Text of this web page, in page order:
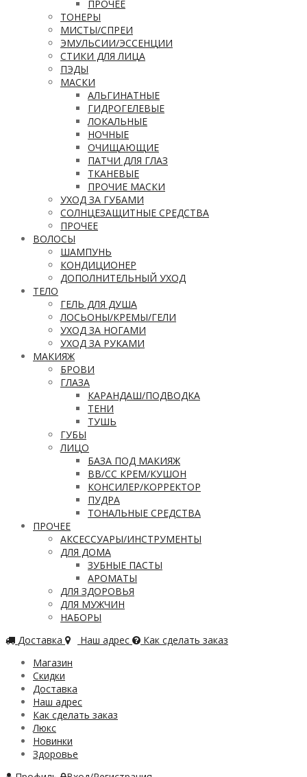
ПРОЧЕЕ
ТОНЕРЫ
МИСТЫ/СПРЕИ
ЭМУЛЬСИИ/ЭССЕНЦИИ
СТИКИ ДЛЯ ЛИЦА
ПЭДЫ
МАСКИ
АЛЬГИНАТНЫЕ
ГИДРОГЕЛЕВЫЕ
ЛОКАЛЬНЫЕ
НОЧНЫЕ
ОЧИЩАЮЩИЕ
ПАТЧИ ДЛЯ ГЛАЗ
ТКАНЕВЫЕ
ПРОЧИЕ МАСКИ
УХОД ЗА ГУБАМИ
СОЛНЦЕЗАЩИТНЫЕ СРЕДСТВА
ПРОЧЕЕ
ВОЛОСЫ
ШАМПУНЬ
КОНДИЦИОНЕР
ДОПОЛНИТЕЛЬНЫЙ УХОД
ТЕЛО
ГЕЛЬ ДЛЯ ДУША
ЛОСЬОНЫ/КРЕМЫ/ГЕЛИ
УХОД ЗА НОГАМИ
УХОД ЗА РУКАМИ
МАКИЯЖ
БРОВИ
ГЛАЗА
КАРАНДАШ/ПОДВОДКА
ТЕНИ
ТУШЬ
ГУБЫ
ЛИЦО
БАЗА ПОД МАКИЯЖ
ВВ/CC КРЕМ/КУШОН
КОНСИЛЕР/КОРРЕКТОР
ПУДРА
ТОНАЛЬНЫЕ СРЕДСТВА
ПРОЧЕЕ
АКСЕССУАРЫ/ИНСТРУМЕНТЫ
ДЛЯ ДОМА
ЗУБНЫЕ ПАСТЫ
АРОМАТЫ
ДЛЯ ЗДОРОВЬЯ
ДЛЯ МУЖЧИН
НАБОРЫ
Доставка
Наш адрес
Как сделать заказ
Магазин
Скидки
Доставка
Наш адрес
Как сделать заказ
Люкс
Новинки
Здоровье